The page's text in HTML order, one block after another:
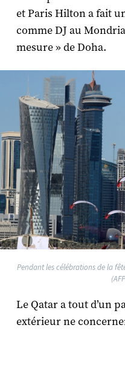
et Paris Hilton a fait
comme DJ au
mesure » de Doha.
Pendant les célébrations de la
Le Qatar a tout d’un
extérieur ne